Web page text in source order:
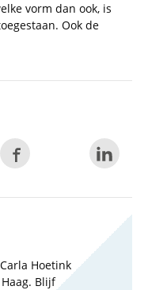
vorm dan ook, is
Ook de
Hoetink
Blijf